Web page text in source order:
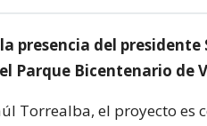
presencia del presidente
Parque Bicentenario de
Torrealba, el proyecto es